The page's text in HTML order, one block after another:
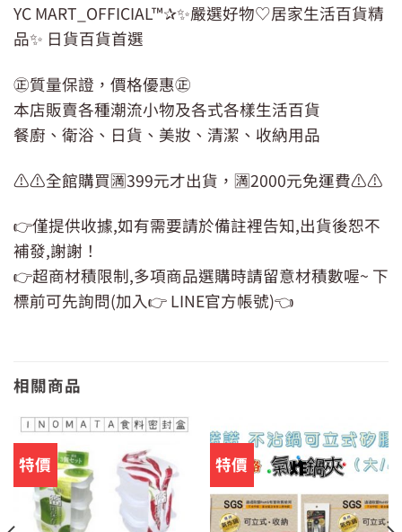
YC MART_OFFICIAL™✰✨嚴選好物♡居家生活百貨精
品✨ 日貨百貨首選
㊣質量保證，價格優惠㊣
本店販賣各種潮流小物及各式各樣生活百貨
餐廚、衛浴、日貨、美妝、清潔、收納用品
⚠️⚠️全館購買🈵399元才出貨，🈵2000元免運費⚠️⚠️
👉僅提供收據,如有需要請於備註裡告知,出貨後恕不
補發,謝謝！
👉超商材積限制,多項商品選購時請留意材積數喔~ 下
標前可先詢問(加入👉 LINE官方帳號)👈
相關商品
特價 特價